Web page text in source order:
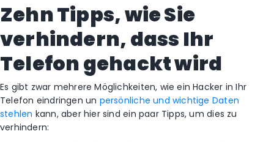
Zehn Tipps, wie Sie
verhindern, dass Ihr
Telefon gehackt wird
Es gibt zwar mehrere Möglichkeiten, wie ein Hacker in Ihr
Telefon eindringen un persönliche und wichtige Daten
stehlen kann, aber hier sind ein paar Tipps, um dies zu
verhindern: